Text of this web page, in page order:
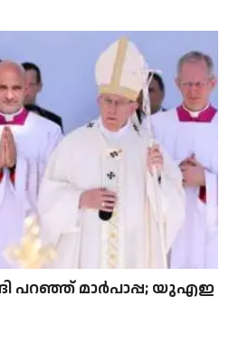
പറഞ്ഞ് മാർപാപ്പ; യുഎഇ